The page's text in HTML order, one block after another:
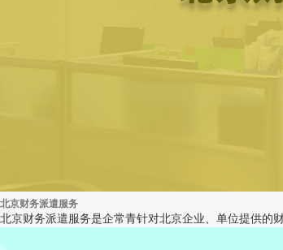
北京财务派遣服务
北京财务派遣服务是企常青针对北京企业、单位提供的